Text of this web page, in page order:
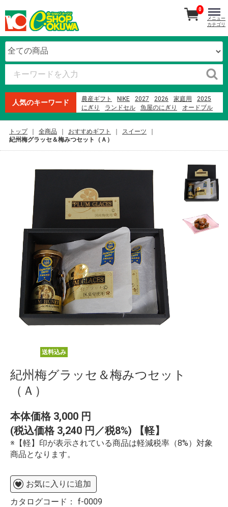
人気のキーワード 農産ギフト NIKE 2027 2026 家庭用
2025
にぎり
ランドセル 魚屋のにぎり
オードブル
メロン
オークワプレミアム
0
メニュー
カテゴリ
トップ 全商品 おすすめギフト
スイーツ
紀州梅グラッセ＆梅みつセット（Ａ）
送料込み
紀州梅グラッセ＆梅みつセット
（Ａ）
本体価格 3,000 円
(税込価格 3,240 円／税8%) 【軽】
※【軽】印が表示されている商品は軽減税率（8%）対象
商品となります。
お気に入りに追加
カタログコード： f-0009